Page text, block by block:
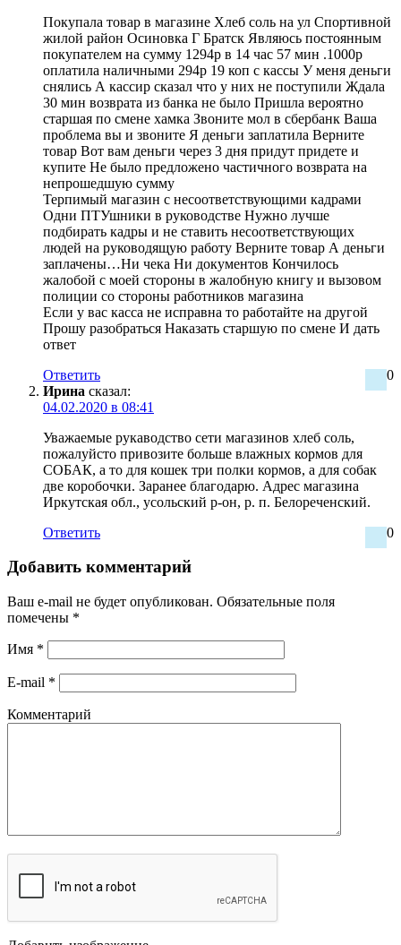
Покупала товар в магазине Хлеб соль на ул Спортивной
жилой район Осиновка Г Братск Являюсь постоянным
покупателем на сумму 1294р в 14 час 57 мин .1000р
оплатила наличными 294р 19 коп с кассы У меня деньги
снялись А кассир сказал что у них не поступили Ждала
30 мин возврата из банка не было Пришла вероятно
старшая по смене хамка Звоните мол в сбербанк Ваша
проблема вы и звоните Я деньги заплатила Верните
товар Вот вам деньги через 3 дня придут придете и
купите Не было предложено частичного возврата на
непрошедшую сумму
Терпимый магазин с несоответствующими кадрами
Одни ПТУшники в руководстве Нужно лучше
подбирать кадры и не ставить несоответствующих
людей на руководящую работу Верните товар А деньги
заплачены…Ни чека Ни документов Кончилось
жалобой с моей стороны в жалобную книгу и вызовом
полиции со стороны работников магазина
Если у вас касса не исправна то работайте на другой
Прошу разобраться Наказать старшую по смене И дать
ответ
0
Ответить
Ирина сказал:
04.02.2020 в 08:41
Уважаемые рукаводство сети магазинов хлеб соль,
пожалуйсто привозите больше влажных кормов для
СОБАК, а то для кошек три полки кормов, а для собак
две коробочки. Заранее благодарю. Адрес магазина
Иркутская обл., усольский р-он, р. п. Белореченский.
0
Ответить
Добавить комментарий
Ваш e-mail не будет опубликован. Обязательные поля
помечены *
Имя *
E-mail *
Комментарий